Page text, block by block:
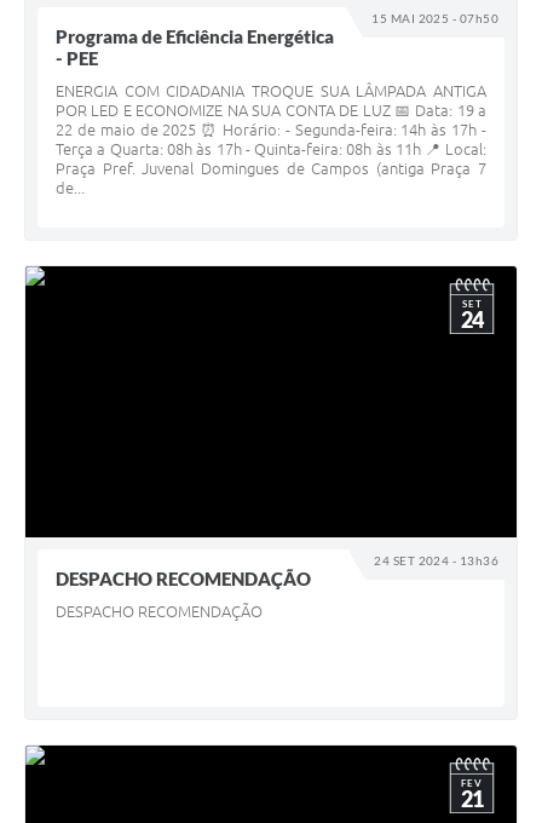
15 MAI 2025 - 07h50
Programa de Eficiência Energética
- PEE
ENERGIA COM CIDADANIA TROQUE SUA LÂMPADA ANTIGA
POR LED E ECONOMIZE NA SUA CONTA DE LUZ 📅 Data: 19 a
22 de maio de 2025 ⏰ Horário: - Segunda-feira: 14h às 17h -
Terça a Quarta: 08h às 17h - Quinta-feira: 08h às 11h 📍 Local:
Praça Pref. Juvenal Domingues de Campos (antiga Praça 7
de...
24 SET 2024 - 13h36
SET
24
DESPACHO RECOMENDAÇÃO
DESPACHO RECOMENDAÇÃO
FEV
21